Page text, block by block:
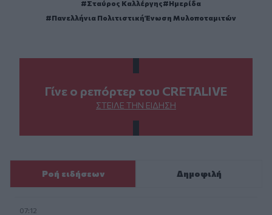
Σταύρος Καλλέργης
Ημερίδα
Πανελλήνια Πολιτιστική Ένωση Μυλοποταμιτών
Γίνε ο ρεπόρτερ του CRETALIVE
ΣΤΕΊΛΕ ΤΗΝ ΕΊΔΗΣΗ
Ροή ειδήσεων Δημοφιλή
07:12